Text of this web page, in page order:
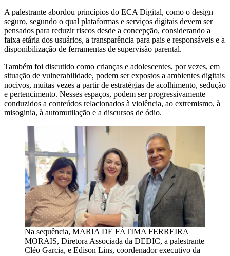
A palestrante abordou princípios do ECA Digital, como o design
seguro, segundo o qual plataformas e serviços digitais devem ser
pensados para reduzir riscos desde a concepção, considerando a
faixa etária dos usuários, a transparência para pais e responsáveis e a
disponibilização de ferramentas de supervisão parental.
Também foi discutido como crianças e adolescentes, por vezes, em
situação de vulnerabilidade, podem ser expostos a ambientes digitais
nocivos, muitas vezes a partir de estratégias de acolhimento, sedução
e pertencimento. Nesses espaços, podem ser progressivamente
conduzidos a conteúdos relacionados à violência, ao extremismo, à
misoginia, à automutilação e a discursos de ódio.
Na sequência, MARIA DE FÁTIMA FERREIRA
MORAIS, Diretora Associada da DEDIC, a palestrante
Cléo Garcia, e Edison Lins, coordenador executivo da